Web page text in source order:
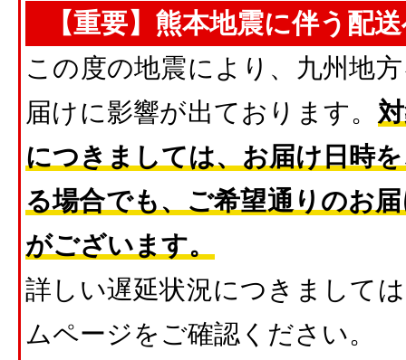
【重要】熊本地震に伴う配
この度の地震により、九州地
届けに影響が出ております。
につきましては、お届け日時
る場合でも、ご希望通りのお
がございます。
詳しい遅延状況につきまして
ムページをご確認ください。